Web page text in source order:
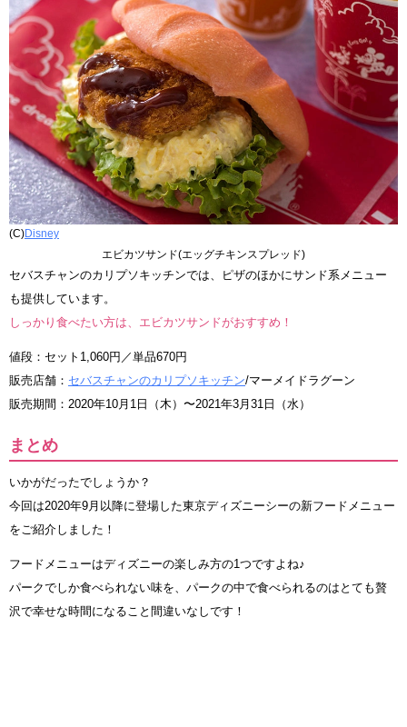
(C)Disney
エビカツサンド(エッグチキンスプレッド)
セバスチャンのカリプソキッチンでは、ピザのほかにサンド系メニュー
も提供しています。
しっかり食べたい方は、エビカツサンドがおすすめ！
値段：セット1,060円／単品670円
販売店舗： セバスチャンのカリプソキッチン/マーメイドラグーン
販売期間：2020年10月1日（木）〜2021年3月31日（水）
まとめ
いかがだったでしょうか？
今回は2020年9月以降に登場した東京ディズニーシーの新フードメニュー
をご紹介しました！
フードメニューはディズニーの楽しみ方の1つですよね♪
パークでしか食べられない味を、パークの中で食べられるのはとても贅
沢で幸せな時間になること間違いなしです！